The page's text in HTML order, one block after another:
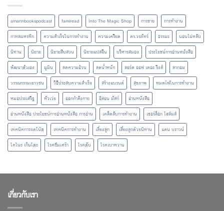
amarinbookspodcast famiread Into The Magic Shop การขาย
การทำงาน
กาหลมหรทึก
ความสำเร็จในการทำงาน ความเครียด ดร.วรภัทร์ ธรรมะ
นอนไม่หลับ
นิทาน
นิยาย นิยายสืบสวน นิยายแปลจีน บริหารสมอง
ประโยชน์การอ่านหนังสือ
พัฒนาตัวเอง
มูมิน ลดความอ้วน ลดน้ำหนัก ลอร์ด ออฟ เดอะ ริงส์
ลากอม
วรรณกรรมเยาวชน
วิธีประสบความสำเร็จ สร้างแบรนด์ สุขภาพ
หมดไฟในการทำงาน
หมอประเสริฐ
หัวเว่ย ออกกำลังกาย อีลอน มัสก์
อ่านหนังสือ
อ่านหนังสือ ประโยชน์การอ่านหนังสือ การอ่าน
เคล็ดลับการทำงาน
เชอร์ล็อก โฮล์มส์
เทคนิคการจดโน้ต
เทคนิคการทำงาน เลี้ยงลูก เลี้ยงลูกด้วยนิทาน
แดน บราวน์
โคโนะ เก็นโตะ
โรคซึมเศร้า โรคตับ โรคเบาหวาน
เกี่ยวกับเรา